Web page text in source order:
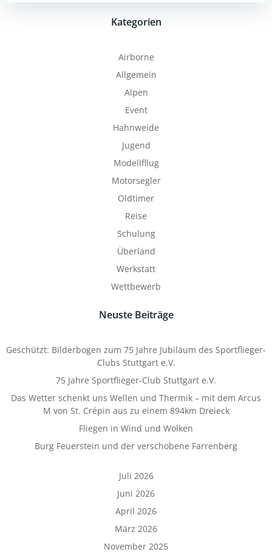
Kategorien
Airborne
Allgemein
Alpen
Event
Hahnweide
Jugend
Modellfllug
Motorsegler
Oldtimer
Reise
Schulung
Überland
Werkstatt
Wettbewerb
Neuste Beiträge
Geschützt: Bilderbogen zum 75 Jahre Jubiläum des Sportflieger-
Clubs Stuttgart e.V.
75 Jahre Sportflieger-Club Stuttgart e.V.
Das Wetter schenkt uns Wellen und Thermik – mit dem Arcus
M von St. Crépin aus zu einem 894km Dreieck
Fliegen in Wind und Wolken
Burg Feuerstein und der verschobene Farrenberg
Juli 2026
Juni 2026
April 2026
März 2026
November 2025